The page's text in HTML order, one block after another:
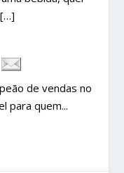
de vendas no
para quem...